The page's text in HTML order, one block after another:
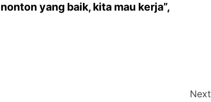
yang baik, kita mau kerja”,
Next